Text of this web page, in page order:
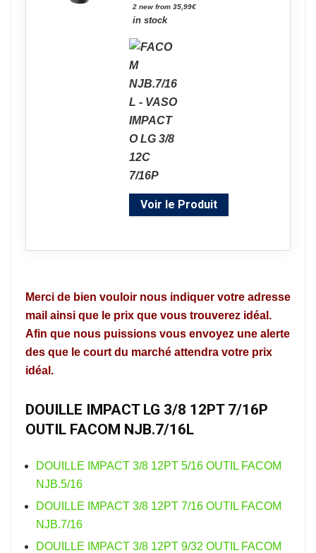
2 new from 35,99€
in stock
Voir le Produit
Merci de bien vouloir nous indiquer votre adresse
mail ainsi que le prix que vous trouverez idéal.
Afin que nous puissions vous envoyez une alerte
des que le court du marché attendra votre prix
idéal.
DOUILLE IMPACT LG 3/8 12PT 7/16P
OUTIL FACOM NJB.7/16L
DOUILLE IMPACT 3/8 12PT 5/16 OUTIL FACOM
NJB.5/16
DOUILLE IMPACT 3/8 12PT 7/16 OUTIL FACOM
NJB.7/16
DOUILLE IMPACT 3/8 12PT 9/32 OUTIL FACOM